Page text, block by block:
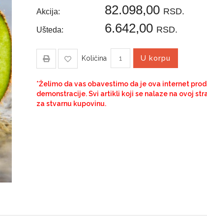
Akcija: 82.098,00 RSD.
Ušteda: 6.642,00 RSD.
Količina U korpu
*Želimo da vas obavestimo da je ova internet
demonstracije. Svi artikli koji se nalaze na ovoj
za stvarnu kupovinu.